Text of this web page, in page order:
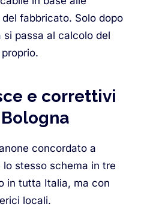
fabbricato. Solo dopo
passa al calcolo del
e correttivi
concordato a
lo stesso schema in tre
in tutta Italia, ma con
locali.